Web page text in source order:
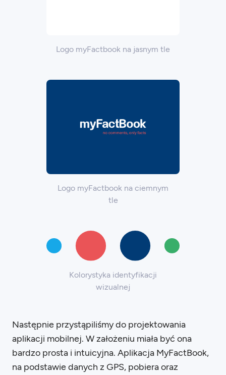
Logo myFactbook na jasnym tle
Logo myFactbook na ciemnym
tle
Kolorystyka identyfikacji
wizualnej
Następnie przystąpiliśmy do projektowania
aplikacji mobilnej. W założeniu miała być ona
bardzo prosta i intuicyjna. Aplikacja MyFactBook,
na podstawie danych z GPS, pobiera oraz